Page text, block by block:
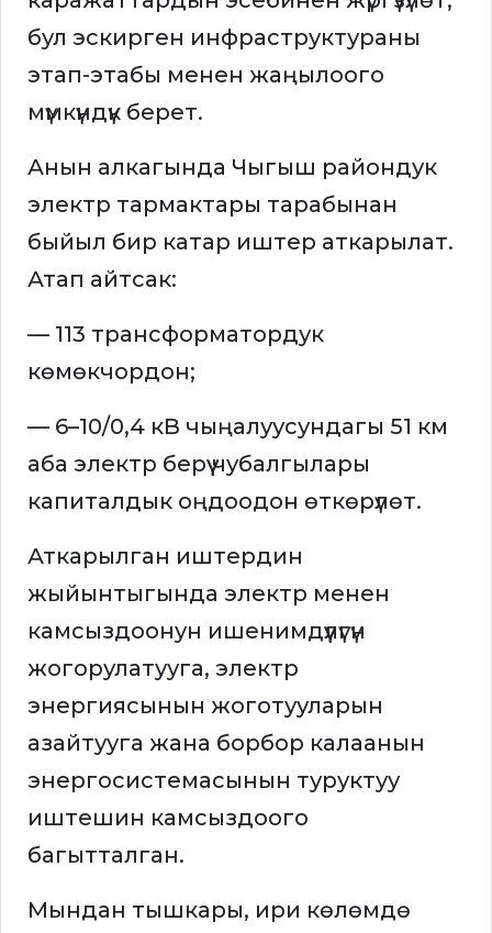
бул эскирген инфраструктураны
этап-этабы менен жаңылоого
мүмкүндүк берет.
Анын алкагында Чыгыш райондук
электр тармактары тарабынан
быйыл бир катар иштер аткарылат.
Атап айтсак:
— 113 трансформатордук
көмөкчордон;
— 6–10/0,4 кВ чыңалуусундагы 51 км
аба электр берүү чубалгылары
капиталдык оңдоодон өткөрүлөт.
Аткарылган иштердин
жыйынтыгында электр менен
камсыздоонун ишенимдүүлүгүн
жогорулатууга, электр
энергиясынын жоготууларын
азайтууга жана борбор калаанын
энергосистемасынын туруктуу
иштешин камсыздоого
багытталган.
Мындан тышкары, ири көлөмдө